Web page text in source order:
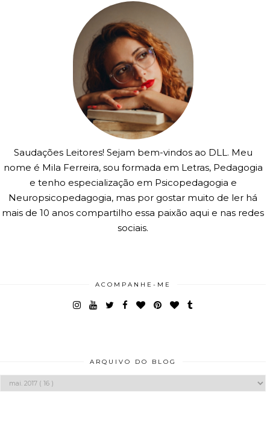
Saudações Leitores! Sejam bem-vindos ao DLL. Meu
nome é Mila Ferreira, sou formada em Letras, Pedagogia
e tenho especialização em Psicopedagogia e
Neuropsicopedagogia, mas por gostar muito de ler há
mais de 10 anos compartilho essa paixão aqui e nas redes
sociais.
ACOMPANHE-ME
ARQUIVO DO BLOG